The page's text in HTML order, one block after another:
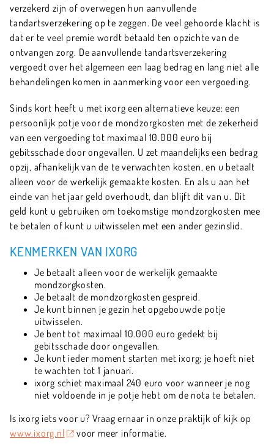
verzekerd zijn of overwegen hun aanvullende
tandartsverzekering op te zeggen. De veel gehoorde klacht is
dat er te veel premie wordt betaald ten opzichte van de
ontvangen zorg. De aanvullende tandartsverzekering
vergoedt over het algemeen een laag bedrag en lang niet alle
behandelingen komen in aanmerking voor een vergoeding.
Sinds kort heeft u met ixorg een alternatieve keuze: een
persoonlijk potje voor de mondzorgkosten met de zekerheid
van een vergoeding tot maximaal 10.000 euro bij
gebitsschade door ongevallen. U zet maandelijks een bedrag
opzij, afhankelijk van de te verwachten kosten, en u betaalt
alleen voor de werkelijk gemaakte kosten. En als u aan het
einde van het jaar geld overhoudt, dan blijft dit van u. Dit
geld kunt u gebruiken om toekomstige mondzorgkosten mee
te betalen of kunt u uitwisselen met een ander gezinslid.
KENMERKEN VAN IXORG
Je betaalt alleen voor de werkelijk gemaakte
mondzorgkosten.
Je betaalt de mondzorgkosten gespreid.
Je kunt binnen je gezin het opgebouwde potje
uitwisselen.
Je bent tot maximaal 10.000 euro gedekt bij
gebitsschade door ongevallen.
Je kunt ieder moment starten met ixorg; je hoeft niet
te wachten tot 1 januari.
ixorg schiet maximaal 240 euro voor wanneer je nog
niet voldoende in je potje hebt om de nota te betalen.
Is ixorg iets voor u? Vraag ernaar in onze praktijk of kijk op
www.ixorg.nl
voor meer informatie.